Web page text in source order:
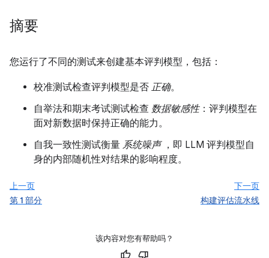
摘要
您运行了不同的测试来创建基本评判模型，包括：
校准测试检查评判模型是否 正确。
自举法和期末考试测试检查 数据敏感性：评判模型在
面对新数据时保持正确的能力。
自我一致性测试衡量 系统噪声，即 LLM 评判模型自
身的内部随机性对结果的影响程度。
上一页
第 1 部分
下一页
构建评估流水线
该内容对您有帮助吗？